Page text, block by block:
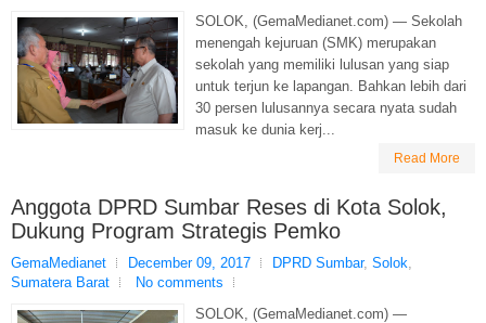
SOLOK, (GemaMedianet.com) — Sekolah
menengah kejuruan (SMK) merupakan
sekolah yang memiliki lulusan yang siap
untuk terjun ke lapangan. Bahkan lebih dari
30 persen lulusannya secara nyata sudah
masuk ke dunia kerj...
Read More
Anggota DPRD Sumbar Reses di Kota Solok,
Dukung Program Strategis Pemko
GemaMedianet December 09, 2017 DPRD Sumbar, Solok
Sumatera Barat
No comments
SOLOK, (GemaMedianet.com) —